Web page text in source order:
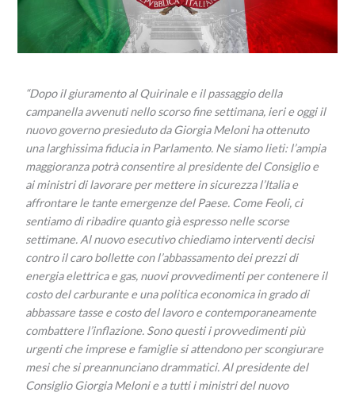
“Dopo il giuramento al Quirinale e il passaggio della
campanella avvenuti nello scorso fine settimana, ieri e oggi il
nuovo governo presieduto da Giorgia Meloni ha ottenuto
una larghissima fiducia in Parlamento. Ne siamo lieti: l’ampia
maggioranza potrà consentire al presidente del Consiglio e
ai ministri di lavorare per mettere in sicurezza l’Italia e
affrontare le tante emergenze del Paese. Come Feoli, ci
sentiamo di ribadire quanto già espresso nelle scorse
settimane. Al nuovo esecutivo chiediamo interventi decisi
contro il caro bollette con l’abbassamento dei prezzi di
energia elettrica e gas, nuovi provvedimenti per contenere il
costo del carburante e una politica economica in grado di
abbassare tasse e costo del lavoro e contemporaneamente
combattere l’inflazione. Sono questi i provvedimenti più
urgenti che imprese e famiglie si attendono per scongiurare
mesi che si preannunciano drammatici. Al presidente del
Consiglio Giorgia Meloni e a tutti i ministri del nuovo